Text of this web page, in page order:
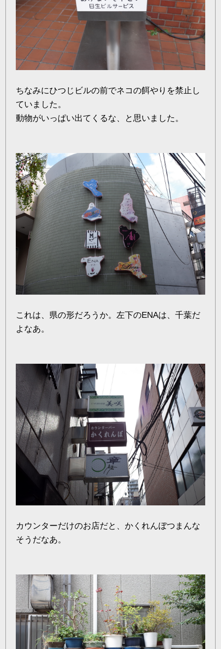
ちなみにひつじビルの前でネコの餌やりを禁止し
ていました。
動物がいっぱい出てくるな、と思いました。
これは、県の形だろうか。左下のENAは、千葉だ
よなあ。
カウンターだけのお店だと、かくれんぼつまんな
そうだなあ。